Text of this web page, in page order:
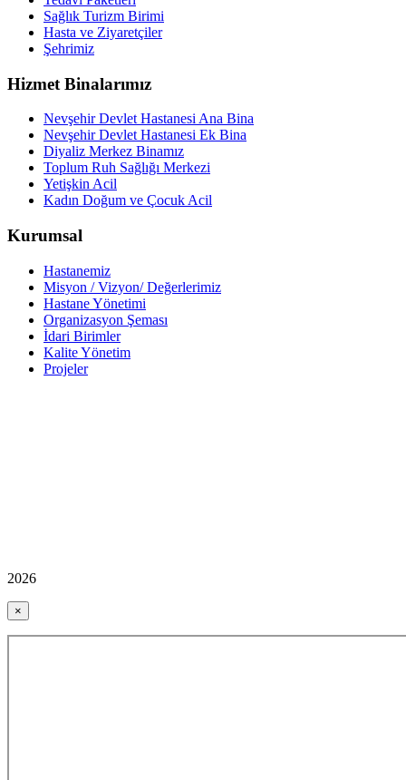
Sağlık Turizm Birimi
Hasta ve Ziyaretçiler
Şehrimiz
Hizmet Binalarımız
Nevşehir Devlet Hastanesi Ana Bina
Nevşehir Devlet Hastanesi Ek Bina
Diyaliz Merkez Binamız
Toplum Ruh Sağlığı Merkezi
Yetişkin Acil
Kadın Doğum ve Çocuk Acil
Kurumsal
Hastanemiz
Misyon / Vizyon/ Değerlerimiz
Hastane Yönetimi
Organizasyon Şeması
İdari Birimler
Kalite Yönetim
Projeler
2026
×